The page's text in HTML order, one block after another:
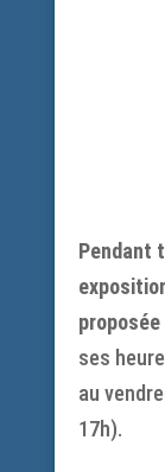
Pendant
ses
au
17h).